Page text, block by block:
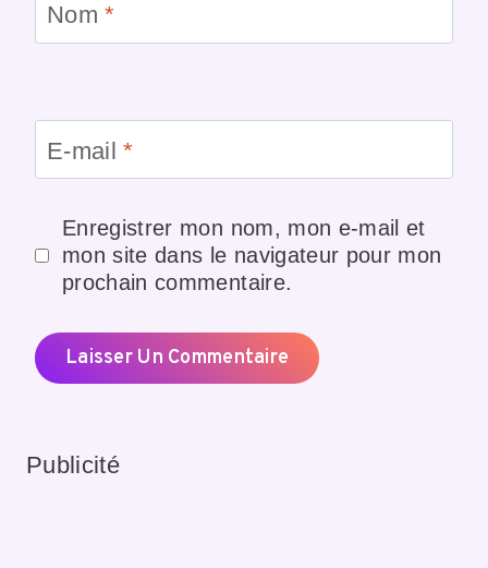
Nom*
E-mail*
Enregistrer mon nom, mon e-mail et
mon site dans le navigateur pour mon
prochain commentaire.
Publicité